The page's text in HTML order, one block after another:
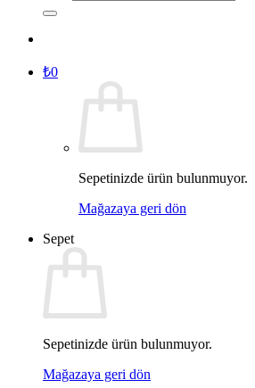
₺0
Sepetinizde ürün bulunmuyor.
Mağazaya geri dön
Sepet
Sepetinizde ürün bulunmuyor.
Mağazaya geri dön